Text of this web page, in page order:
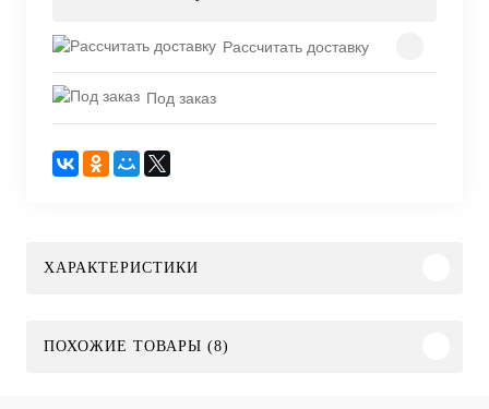
Рассчитать доставку
Под заказ
ХАРАКТЕРИСТИКИ
ПОХОЖИЕ ТОВАРЫ (8)